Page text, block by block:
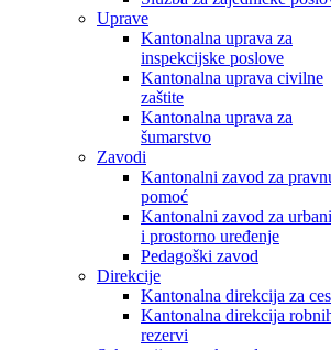
Uprave
Kantonalna uprava za
inspekcijske poslove
Kantonalna uprava civilne
zaštite
Kantonalna uprava za
šumarstvo
Zavodi
Kantonalni zavod za
pomoć
Kantonalni zavod za
i prostorno uređenje
Pedagoški zavod
Direkcije
Kantonalna direkcija za
Kantonalna direkcija
rezervi